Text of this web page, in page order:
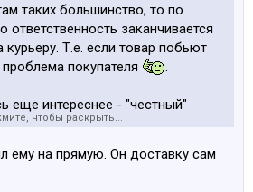
таких большинство, то по
ответственность заканчивается
курьеру. Т.е. если товар побьют
покупателя
.
еще интереснее - "честный"
(и паяную) фару под видом целой
вообще ничем не помог,
чтобы раскрыть...
ему на прямую. Он доставку сам